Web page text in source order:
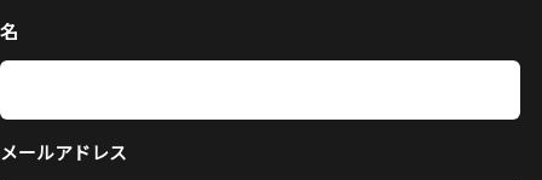
名
メールアドレス